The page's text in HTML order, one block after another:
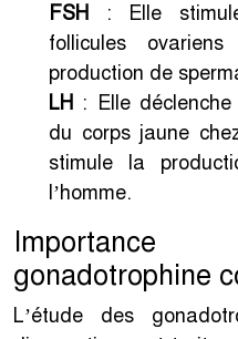
FSH : Elle
follicules
production de
LH : Elle
du corps jaune
stimule la
l’homme.
gonadotrophine
L’étude des